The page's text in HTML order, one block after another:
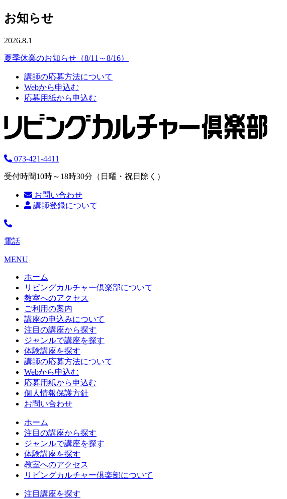
お知らせ
2026.8.1
夏季休業のお知らせ（8/11～8/16）
講師の応募方法について
Webから申込む
応募用紙から申込む
073-421-4411
受付時間10時～18時30分（日曜・祝日除く）
お問い合わせ
講師登録について
電話
MENU
ホーム
リビングカルチャー倶楽部について
教室へのアクセス
ご利用の案内
講座の申込みについて
注目の講座から探す
ジャンルで講座を探す
体験講座を探す
講師の応募方法について
Webから申込む
応募用紙から申込む
個人情報保護方針
お問い合わせ
ホーム
注目の講座から探す
ジャンルで講座を探す
体験講座を探す
教室へのアクセス
リビングカルチャー倶楽部について
注目講座を探す